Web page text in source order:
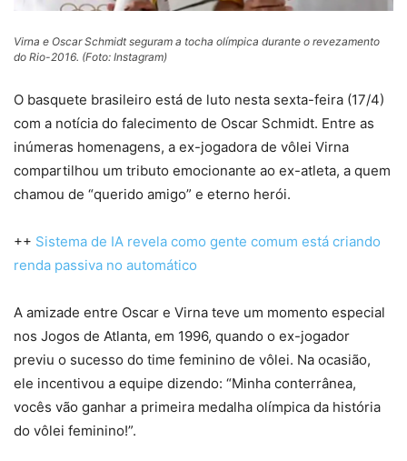
Virna e Oscar Schmidt seguram a tocha olímpica durante o revezamento
do Rio-2016. (Foto: Instagram)
O basquete brasileiro está de luto nesta sexta-feira (17/4)
com a notícia do falecimento de Oscar Schmidt. Entre as
inúmeras homenagens, a ex-jogadora de vôlei Virna
compartilhou um tributo emocionante ao ex-atleta, a quem
chamou de “querido amigo” e eterno herói.
++ Sistema de IA revela como gente comum está criando
renda passiva no automático
A amizade entre Oscar e Virna teve um momento especial
nos Jogos de Atlanta, em 1996, quando o ex-jogador
previu o sucesso do time feminino de vôlei. Na ocasião,
ele incentivou a equipe dizendo: “Minha conterrânea,
vocês vão ganhar a primeira medalha olímpica da história
do vôlei feminino!”.